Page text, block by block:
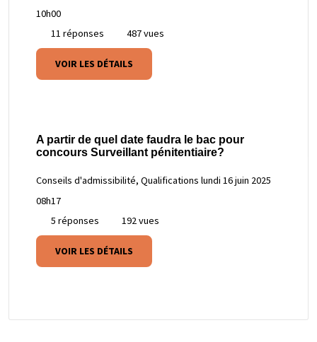
10h00
11 réponses
487 vues
VOIR LES DÉTAILS
A partir de quel date faudra le bac pour
concours Surveillant pénitentiaire?
Conseils d'admissibilité, Qualifications lundi 16 juin 2025
08h17
5 réponses
192 vues
VOIR LES DÉTAILS